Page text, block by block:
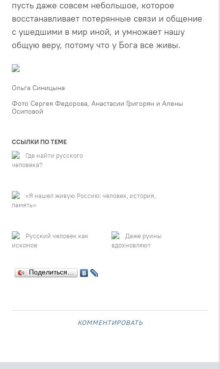
пусть даже совсем небольшое, которое
восстанавливает потерянные связи и общение
с ушедшими в мир иной, и умножает нашу
общую веру, потому что у Бога все живы.
Ольга Синицына
Фото Сергея Федорова, Анастасии Григорян и Алены
Осиповой
ССЫЛКИ ПО ТЕМЕ
Где найти русского
человека?
«Я нашел живую Россию: человек, история,
память»
Русский человек как
искомое
Даже руины
вдохновляют
Поделиться…
комментировать